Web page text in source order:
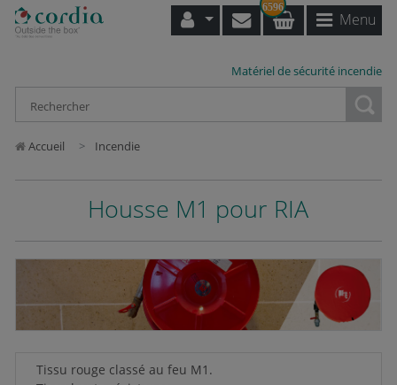
6596
Menu
Matériel de sécurité incendie
Accueil Incendie
Housse M1 pour RIA
Tissu rouge classé au feu M1.